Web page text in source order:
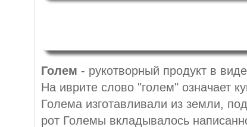
Голем - рукотворный продукт в
На иврите слово "голем" означает
Голема изготавливали из земли,
рот Големы вкладывалось